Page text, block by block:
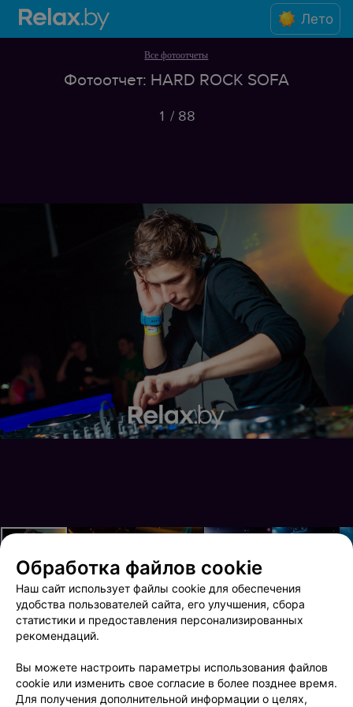
Лето
Все фотоотчеты
Фотоотчет: HARD ROCK SOFA
1 / 88
Обработка файлов cookie
Наш сайт использует файлы cookie для обеспечения
удобства пользователей сайта, его улучшения, сбора
статистики и предоставления персонализированных
рекомендаций.
Вы можете настроить параметры использования файлов
cookie или изменить свое согласие в более позднее время.
Для получения дополнительной информации о целях,